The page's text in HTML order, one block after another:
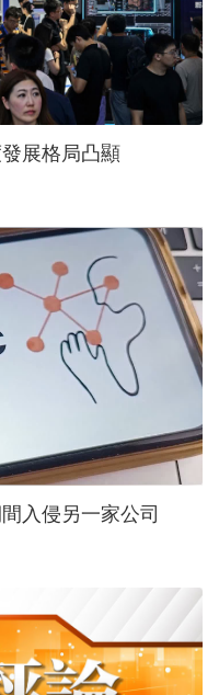
展格局凸顯
入侵另一家公司